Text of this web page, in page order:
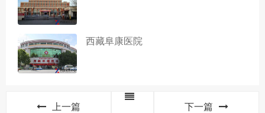
西藏阜康医院
上一篇 下一篇